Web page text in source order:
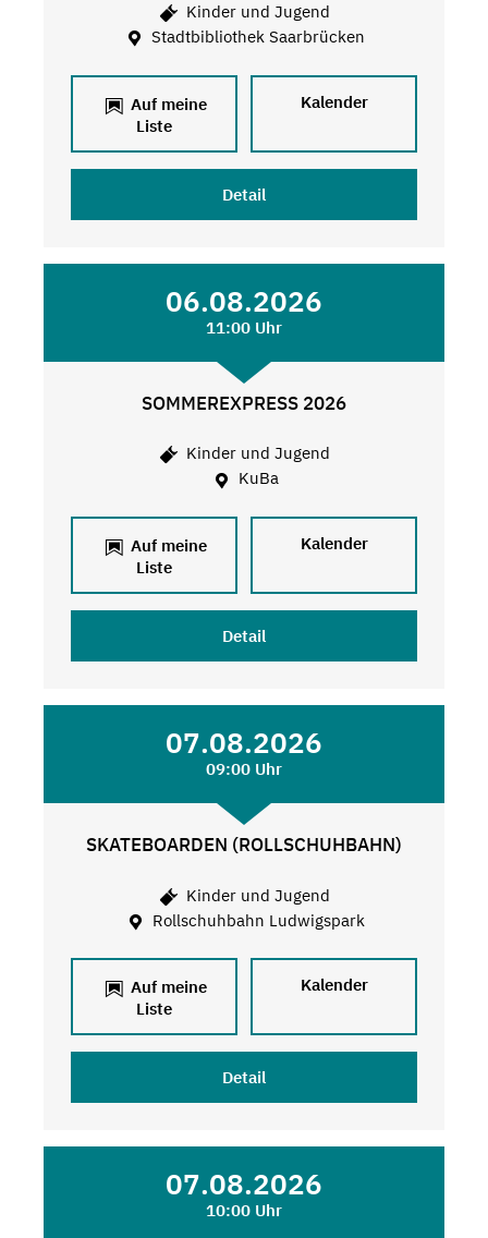
Kinder und Jugend
Stadtbibliothek Saarbrücken
Auf meine
Liste
Kalender
Detail
06.08.2026
11:00 Uhr
SOMMEREXPRESS 2026
Kinder und Jugend
KuBa
Auf meine
Liste
Kalender
Detail
07.08.2026
09:00 Uhr
SKATEBOARDEN (ROLLSCHUHBAHN)
Kinder und Jugend
Rollschuhbahn Ludwigspark
Auf meine
Liste
Kalender
Detail
07.08.2026
10:00 Uhr